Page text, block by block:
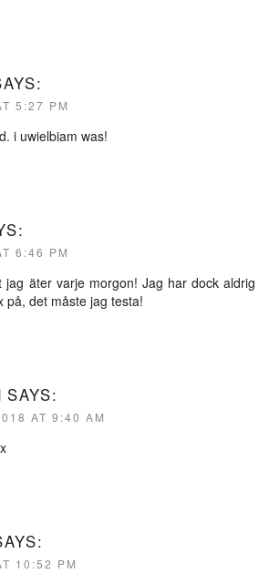
5:27 PM
i uwielbiam was!
6:46 PM
äter varje morgon! Jag har dock aldrig
på, det måste jag testa!
SAYS:
AT 9:40 AM
10:52 PM